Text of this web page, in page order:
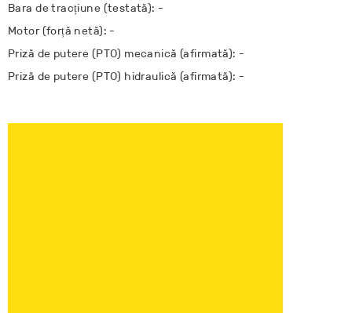
Bara de tracțiune (testată): -
Motor (forță netă): -
Priză de putere (PTO) mecanică (afirmată): -
Priză de putere (PTO) hidraulică (afirmată): -